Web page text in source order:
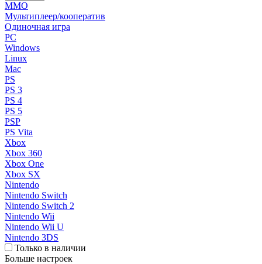
MMO
Мультиплеер/кооператив
Одиночная игра
PC
Windows
Linux
Mac
PS
PS 3
PS 4
PS 5
PSP
PS Vita
Xbox
Xbox 360
Xbox One
Xbox SX
Nintendo
Nintendo Switch
Nintendo Switch 2
Nintendo Wii
Nintendo Wii U
Nintendo 3DS
Только в наличии
Больше настроек